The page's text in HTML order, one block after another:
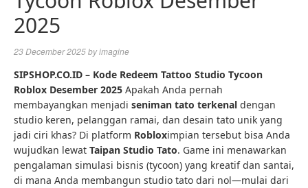
2025
23 December 2025byimagine
SIPSHOP.CO.ID – Kode Redeem Tattoo Studio Tycoon
Roblox Desember 2025 Apakah Anda pernah
membayangkan menjadi seniman tato terkenal dengan
studio keren, pelanggan ramai, dan desain tato unik yang
jadi ciri khas? Di platform Robloximpian tersebut bisa Anda
wujudkan lewat Taipan Studio Tato. Game ini menawarkan
pengalaman simulasi bisnis (tycoon) yang kreatif dan santai,
di mana Anda membangun studio tato dari nol—mulai dari